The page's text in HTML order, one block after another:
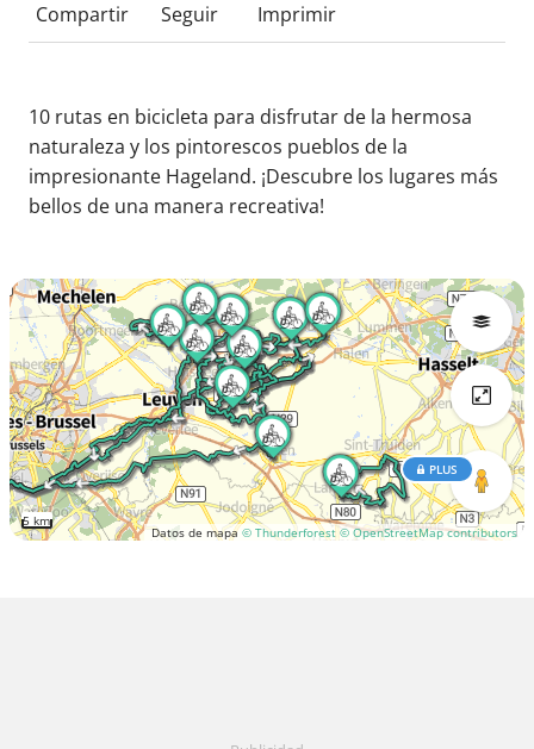
Compartir Seguir Imprimir
10 rutas en bicicleta para disfrutar de la hermosa
naturaleza y los pintorescos pueblos de la
impresionante Hageland. ¡Descubre los lugares más
bellos de una manera recreativa!
Datos de mapa© Thunderforest © OpenStreetMap contributors
PLUS
5 km